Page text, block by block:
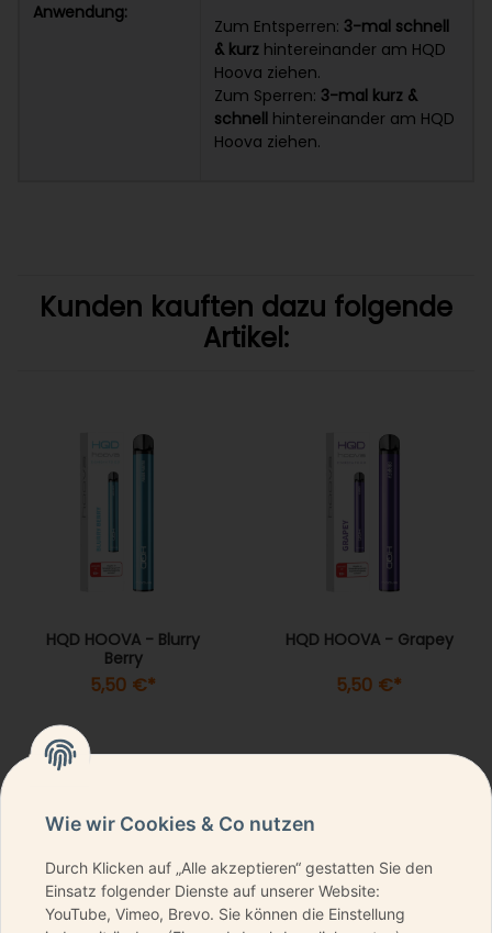
Anwendung:
Zum Entsperren: 3-mal schnell
& kurz hintereinander am HQD
Hoova ziehen.
Zum Sperren: 3-mal kurz &
schnell hintereinander am HQD
Hoova ziehen.
Kunden kauften dazu folgende
Artikel:
HQD HOOVA - Blurry
Berry
5,50 €*
HQD HOOVA - Grapey
5,50 €*
NEWSLETTER ABONNIEREN & KEINE DEALS
VERPASSEN
Wie wir Cookies & Co nutzen
Durch Klicken auf „Alle akzeptieren“ gestatten Sie den
Einsatz folgender Dienste auf unserer Website:
YouTube, Vimeo, Brevo. Sie können die Einstellung